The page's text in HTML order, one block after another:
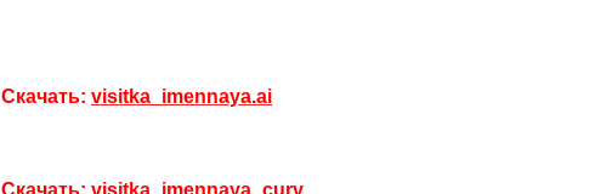
Скачать: visitka_imennaya.ai